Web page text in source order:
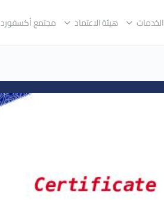
الخدمات هيئة الاعتماد مجتمع أكسفورد